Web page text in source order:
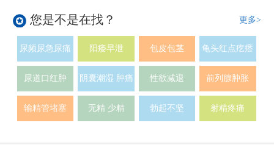
您是不是在找？ 更多>
尿频尿急尿痛 阳痿早泄 包皮包茎 龟头红点疙瘩
尿道口红肿 阴囊潮湿 肿痛 性欲减退 前列腺肿胀
输精管堵塞 无精 少精 勃起不坚 射精疼痛